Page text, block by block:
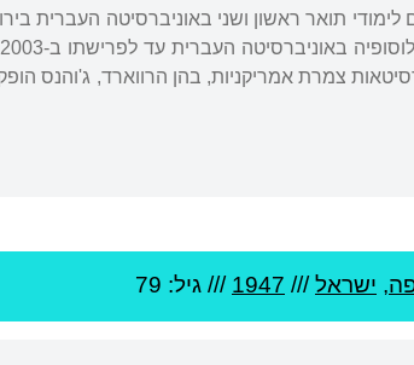
, ישראל///
1947 /// גיל: 79